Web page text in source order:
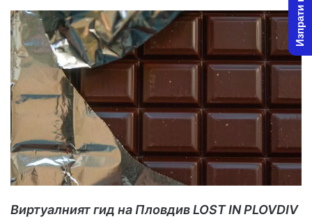
Виртуалният гид на Пловдив LOST IN PLOVDIV